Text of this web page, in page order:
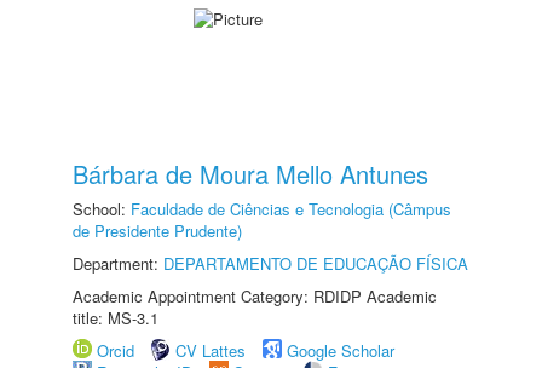
Bárbara de Moura Mello Antunes
School: Faculdade de Ciências e Tecnologia (Câmpus
de Presidente Prudente)
Department: DEPARTAMENTO DE EDUCAÇÃO FÍSICA
Academic Appointment Category: RDIDP Academic
title: MS-3.1
Orcid
CV Lattes
Google Scholar